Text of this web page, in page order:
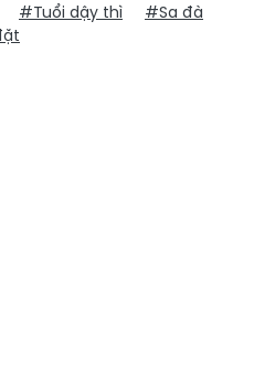
#Tuổi dậy thì
#Sa đà